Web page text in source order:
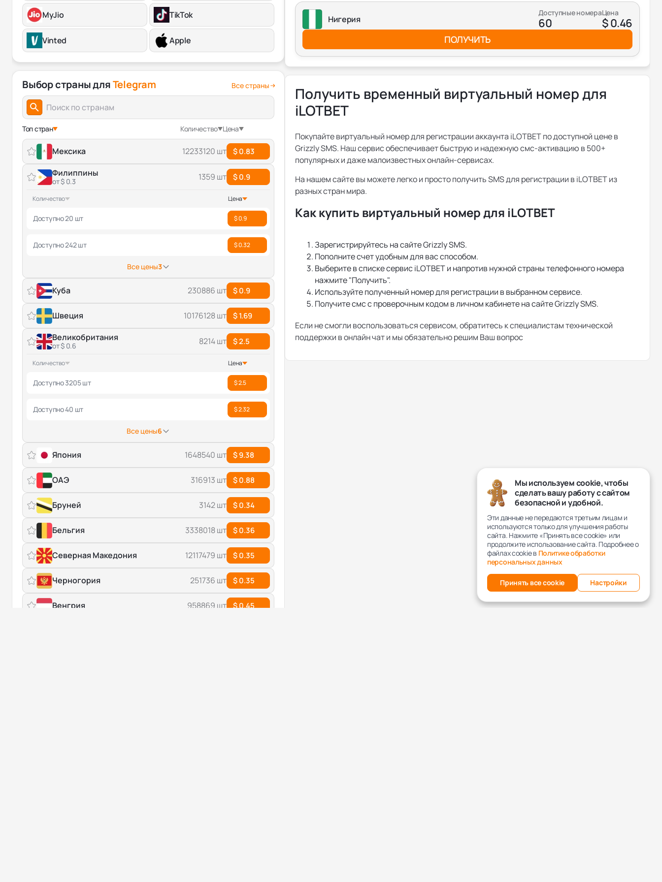
MyJio TikTok
Vinted Apple
Выбор страны дляTelegram Все страны
Топ стран Количество Цена
Мексика 12233120 шт $ 0.83
Филиппины
от $ 0.3 1359 шт $ 0.9
Количество Цена
Доступно 20 шт $ 0.9
Доступно 242 шт $ 0.32
Все цены3
Куба 230886 шт $ 0.9
Швеция 10176128 шт $ 1.69
Великобритания
от $ 0.6 8214 шт $ 2.5
Количество Цена
Доступно 3205 шт $ 2.5
Доступно 40 шт $ 2.32
Все цены6
Япония 1648540 шт $ 9.38
ОАЭ 316913 шт $ 0.88
Бруней 3142 шт $ 0.34
Бельгия 3338018 шт $ 0.36
Северная Македония 12117479 шт $ 0.35
Черногория 251736 шт $ 0.35
Венгрия 958869 шт $ 0.45
Нигерия
Доступные номера
60
Цена
$ 0.46
ПОЛУЧИТЬ
Получить временный виртуальный номер для
iLOTBET
Покупайте виртуальный номер для регистрации аккаунта iLOTBET по доступной цене в
Grizzly SMS. Наш сервис обеспечивает быструю и надежную смс-активацию в 500+
популярных и даже малоизвестных онлайн-сервисах.
На нашем сайте вы можете легко и просто получить SMS для регистрации в iLOTBET из
разных стран мира.
Как купить виртуальный номер для iLOTBET
Зарегистрируйтесь на сайте Grizzly SMS.
Пополните счет удобным для вас способом.
Выберите в списке сервис iLOTBET и напротив нужной страны телефонного номера
нажмите "Получить".
Используйте полученный номер для регистрации в выбранном сервисе.
Получите смс с проверочным кодом в личном кабинете на сайте Grizzly SMS.
Если не смогли воспользоваться сервисом, обратитесь к специалистам технической
поддержки в онлайн чат и мы обязательно решим Ваш вопрос
Мы используем cookie, чтобы
сделать вашу работу с сайтом
безопасной и удобной.
Эти данные не передаются третьим лицам и
используются только для улучшения работы
сайта. Нажмите «Принять все cookie» или
продолжите использование сайта. Подробнее о
файлах cookie в Политике обработки
персональных данных
Принять все cookie Настройки